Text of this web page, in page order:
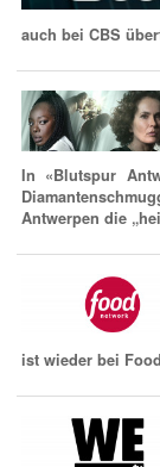
auch bei CBS
In «Blutspur
Antwerpen die
ist wieder bei